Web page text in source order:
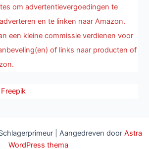
om advertentievergoedingen te
en te linken naar Amazon.
een kleine commissie verdienen voor
of links naar producten of
Freepik
| Aangedreven door Astra
WordPress thema